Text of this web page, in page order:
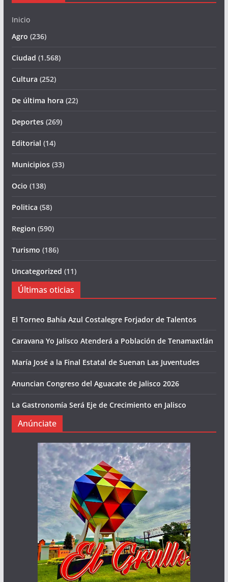
Inicio
Agro (236)
Ciudad (1.568)
Cultura (252)
De última hora (22)
Deportes(269)
Editorial (14)
Municipios(33)
Ocio (138)
Politica (58)
Region (590)
Turismo (186)
Uncategorized (11)
Últimas oticias
El Torneo Bahía Azul Costalegre Forjador de Talentos
Caravana Yo Jalisco Atenderá a Población de Tenamaxtlán
María José a la Final Estatal de Suenan Las Juventudes
Anuncian Congreso del Aguacate de Jalisco 2026
La Gastronomía Será Eje de Crecimiento en Jalisco
Anúnciate